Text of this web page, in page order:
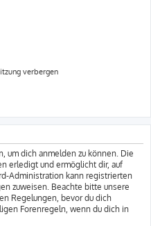
verbergen
um dich anmelden zu können. Die
erledigt und ermöglicht dir, auf
Administration kann registrierten
zuweisen. Beachte bitte unsere
Regelungen, bevor du dich
Forenregeln, wenn du dich in